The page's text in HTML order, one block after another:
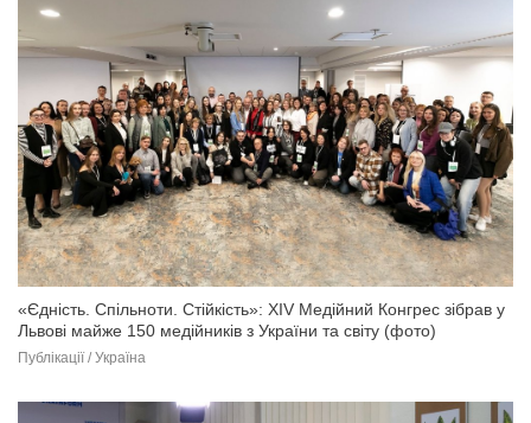
«Єдність. Спільноти. Стійкість»: XIV Медійний Конгрес зібрав у
Львові майже 150 медійників з України та світу (фото)
Публікації / Україна